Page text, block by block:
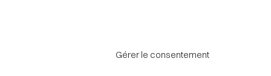
Gérer le consentement